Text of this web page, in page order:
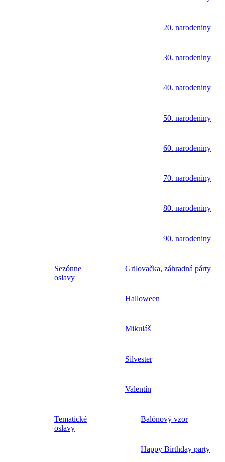
20. narodeniny
30. narodeniny
40. narodeniny
50. narodeniny
60. narodeniny
70. narodeniny
80. narodeniny
90. narodeniny
Sezónne
oslavy
Grilovačka, záhradná párty
Halloween
Mikuláš
Silvester
Valentín
Tematické
oslavy
Balónový vzor
Happy Birthday party